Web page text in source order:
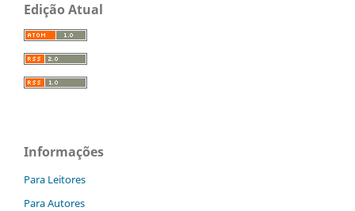
Edição Atual
Informações
Para Leitores
Para Autores